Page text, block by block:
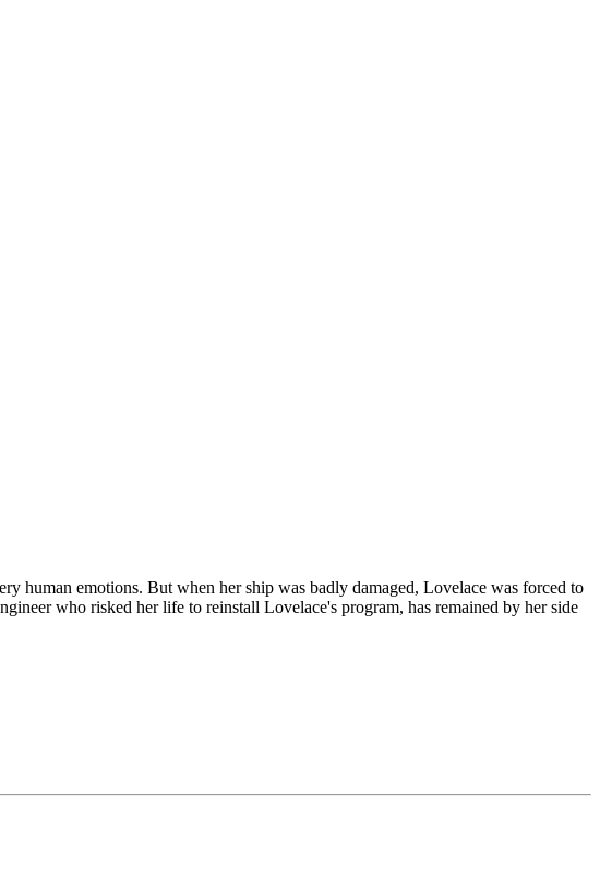
human emotions. But when her ship was badly damaged, Lovelace was forced to
who risked her life to reinstall Lovelace's program, has remained by her side